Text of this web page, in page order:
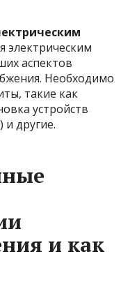
электрическим
аспектов
Необходимо
такие как
устройств
другие.
и как